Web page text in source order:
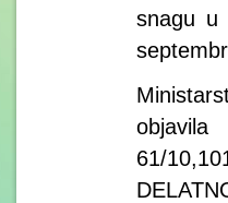
snagu u
objavila
61/